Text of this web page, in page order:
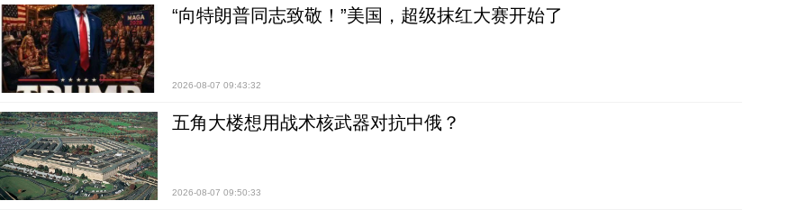
“向特朗普同志致敬！”美国，超级抹红大赛开始了
2026-08-07 09:43:32
五角大楼想用战术核武器对抗中俄？
2026-08-07 09:50:33